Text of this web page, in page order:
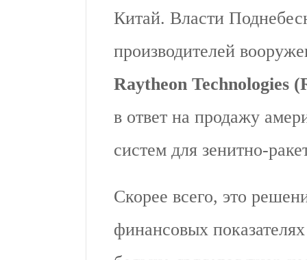
Китай. Власти
производителей
Raytheon Technologies
в ответ на продажу
систем для зенитно-
Скорее всего, это
финансовых